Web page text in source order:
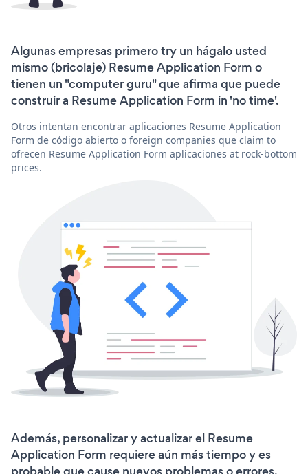
Algunas empresas primero try un hágalo usted
mismo (bricolaje) Resume Application Form o
tienen un "computer guru" que afirma que puede
construir a Resume Application Form in 'no time'.
Otros intentan encontrar aplicaciones Resume Application
Form de código abierto o foreign companies que claim to
ofrecen Resume Application Form aplicaciones at rock-bottom
prices.
Además, personalizar y actualizar el Resume
Application Form requiere aún más tiempo y es